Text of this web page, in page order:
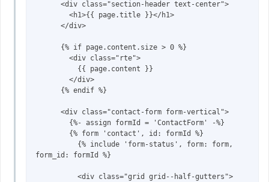
      <div class="section-header text-center">
        <h1>{{ page.title }}</h1>
      </div>
        <div class="rte">
        </div>
      <div class="contact-form form-vertical">
form_id: formId %}
          <div class="grid grid--half-gutters">